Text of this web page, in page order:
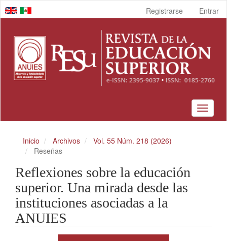
Navegación
principal
principal
Barra
lateral
Registrarse Entrar
Toggle
Inicio Archivos
Vol. 55 Núm. 218 (2026)
Reseñas
Reflexiones sobre la educación
superior. Una mirada desde las
instituciones asociadas a la
ANUIES